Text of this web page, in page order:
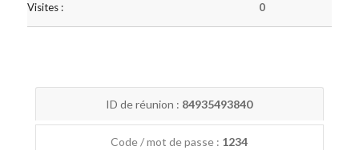
Visites : 0
ID de réunion : 84935493840
Code / mot de passe : 1234